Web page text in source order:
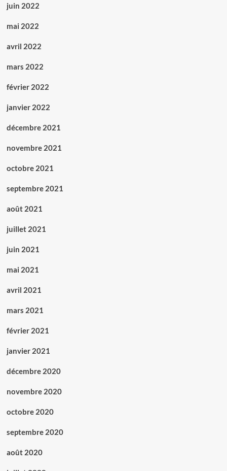
juin 2022
mai 2022
avril 2022
mars 2022
février 2022
janvier 2022
décembre 2021
novembre 2021
octobre 2021
septembre 2021
août 2021
juillet 2021
juin 2021
mai 2021
avril 2021
mars 2021
février 2021
janvier 2021
décembre 2020
novembre 2020
octobre 2020
septembre 2020
août 2020